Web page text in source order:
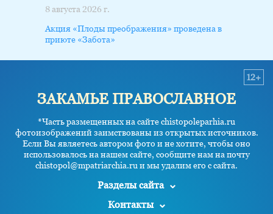
8 августа 2026 г.
Акция «Плоды преображения» проведена в
приюте «Забота»
ЗАКАМЬЕ ПРАВОСЛАВНОЕ
*Часть размещенных на сайте chistopoleparhia.ru
фотоизображений заимствованы из открытых источников.
Если Вы являетесь автором фото и не хотите, чтобы оно
использовалось на нашем сайте, сообщите нам на почту
chistopol@mpatriarchia.ru и мы удалим его с сайта.
12+
Разделы сайта
Контакты